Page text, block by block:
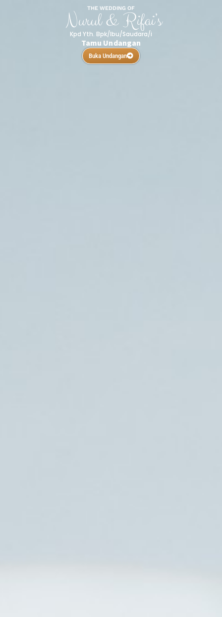
THE WEDDING OF
Nurul & Rifai’s
Kpd Yth. Bpk/Ibu/Saudara/i
Tamu Undangan
Buka Undangan